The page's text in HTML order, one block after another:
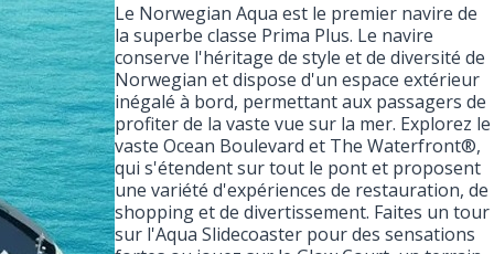
Le Norwegian Aqua est le premier navire de
la superbe classe Prima Plus. Le navire
conserve l'héritage de style et de diversité de
Norwegian et dispose d'un espace extérieur
inégalé à bord, permettant aux passagers de
profiter de la vaste vue sur la mer. Explorez le
vaste Ocean Boulevard et The Waterfront®,
qui s'étendent sur tout le pont et proposent
une variété d'expériences de restauration, de
shopping et de divertissement. Faites un tour
sur l'Aqua Slidecoaster pour des sensations